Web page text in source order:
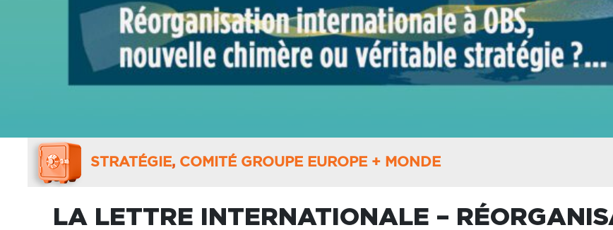
STRATÉGIE, COMITÉ GROUPE EUROPE + MONDE
LA LETTRE INTERNATIONALE –